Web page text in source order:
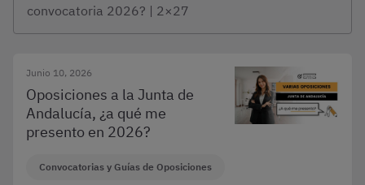
convocatoria 2026? | 2×27
Junio 10, 2026
Oposiciones a la Junta de
Andalucía, ¿a qué me
presento en 2026?
Convocatorias y Guías de Oposiciones